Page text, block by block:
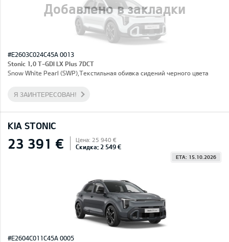
Добавлено в закладки
#E2603C024C45A 0013
Stonic 1,0 T-GDI LX Plus 7DCT
Snow White Pearl (SWP),Текстильная обивка сидений черного цвета
Я ЗАИНТЕРЕСОВАН!
KIA STONIC
23 391 € Цена: 25 940 €
Скидка: 2 549 €
ETA: 15.10.2026
#E2604C011C45A 0005